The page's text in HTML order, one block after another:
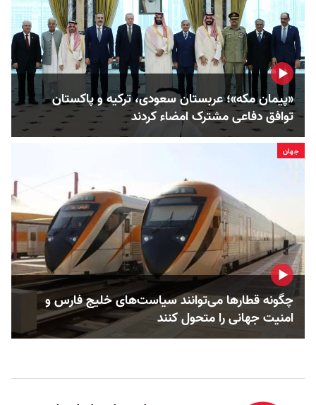
«پیمان مکه»؛ عربستان سعودی، ترکیه و پاکستان
توافق دفاعی مشترک امضاء کردند
جهان
چگونه قطارها می‌توانند سیاست‌های خلیج فارس و
امنیت جهانی را متحول کنند